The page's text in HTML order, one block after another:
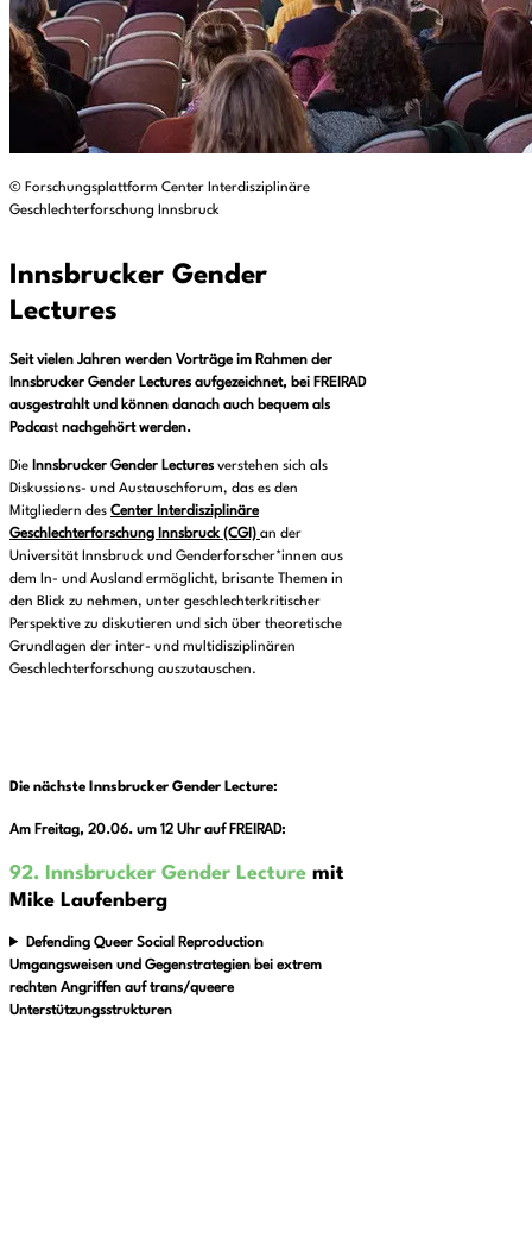
© Forschungsplattform Center Interdisziplinäre
Geschlechterforschung Innsbruck
Innsbrucker Gender
Lectures
Seit vielen Jahren werden Vorträge im Rahmen der
Innsbrucker Gender Lectures aufgezeichnet, bei FREIRAD
ausgestrahlt und können danach auch bequem als
Podcast nachgehört werden.
Die Innsbrucker Gender Lectures verstehen sich als
Diskussions- und Austauschforum, das es den
Mitgliedern des Center Interdisziplinäre
Geschlechterforschung Innsbruck (CGI) an der
Universität Innsbruck und Genderforscher*innen aus
dem In- und Ausland ermöglicht, brisante Themen in
den Blick zu nehmen, unter geschlechterkritischer
Perspektive zu diskutieren und sich über theoretische
Grundlagen der inter- und multidisziplinären
Geschlechterforschung auszutauschen.
Die nächste Innsbrucker Gender Lecture:
Am Freitag, 20.06. um 12 Uhr auf FREIRAD:
92. Innsbrucker Gender Lecture mit
Mike Laufenberg
Defen­ding Queer Social Repro­duc­tion
Umgangsweisen und Gegenstrategien bei extrem
rechten Angriffen auf trans/queere
Unterstützungsstrukturen